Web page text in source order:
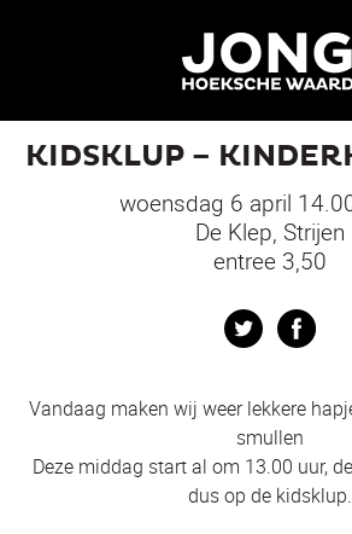
KIDSKLUP –
woensdag 6 april
De Klep, Strijen
entree 3,50
Twitter
Vandaag maken wij weer lekkere
smullen
Deze middag start al om 13.00 uur,
dus op de kidsklup.